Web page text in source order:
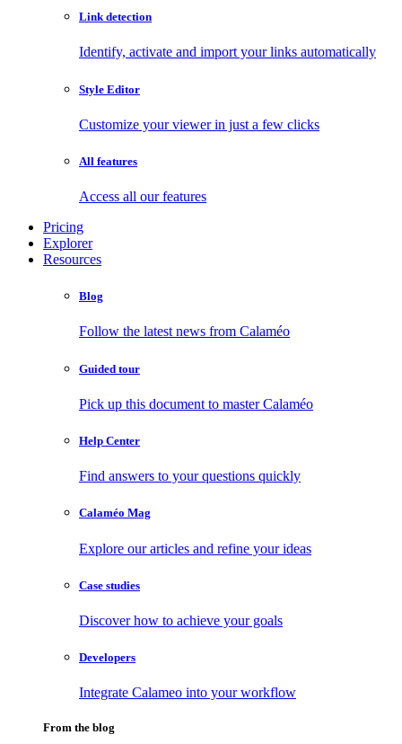
Link detection
Identify, activate and import your links automatically
Style Editor
Customize your viewer in just a few clicks
All features
Access all our features
Pricing
Explorer
Resources
Blog
Follow the latest news from Calaméo
Guided tour
Pick up this document to master Calaméo
Help Center
Find answers to your questions quickly
Calaméo Mag
Explore our articles and refine your ideas
Case studies
Discover how to achieve your goals
Developers
Integrate Calameo into your workflow
From the blog